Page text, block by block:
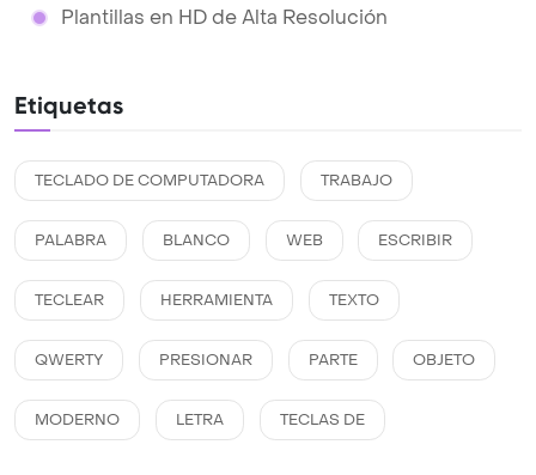
Plantillas en HD de Alta Resolución
Etiquetas
TECLADO DE COMPUTADORA TRABAJO
PALABRA BLANCO WEB ESCRIBIR
TECLEAR HERRAMIENTA TEXTO
QWERTY PRESIONAR PARTE OBJETO
MODERNO LETRA TECLAS DE